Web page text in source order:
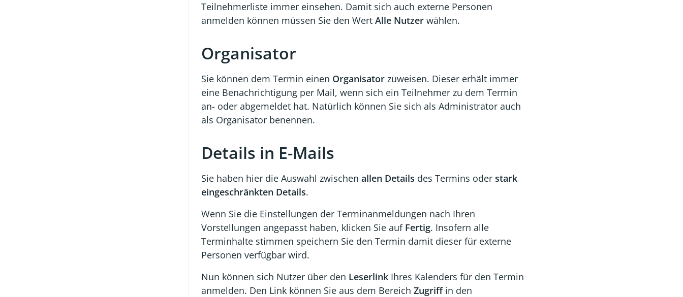
Teilnehmerliste immer einsehen. Damit sich auch externe Personen
anmelden können müssen Sie den Wert Alle Nutzer wählen.
Organisator
Sie können dem Termin einen Organisator zuweisen. Dieser erhält immer
eine Benachrichtigung per Mail, wenn sich ein Teilnehmer zu dem Termin
an- oder abgemeldet hat. Natürlich können Sie sich als Administrator auch
als Organisator benennen.
Details in E-Mails
Sie haben hier die Auswahl zwischen allen Details des Termins oder stark
eingeschränkten Details.
Wenn Sie die Einstellungen der Terminanmeldungen nach Ihren
Vorstellungen angepasst haben, klicken Sie auf Fertig. Insofern alle
Terminhalte stimmen speichern Sie den Termin damit dieser für externe
Personen verfügbar wird.
Nun können sich Nutzer über den Leserlink Ihres Kalenders für den Termin
anmelden. Den Link können Sie aus dem Bereich Zugriffin den